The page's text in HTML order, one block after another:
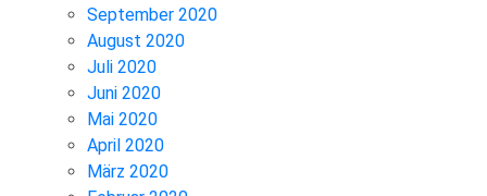
September 2020
August 2020
Juli 2020
Juni 2020
Mai 2020
April 2020
März 2020